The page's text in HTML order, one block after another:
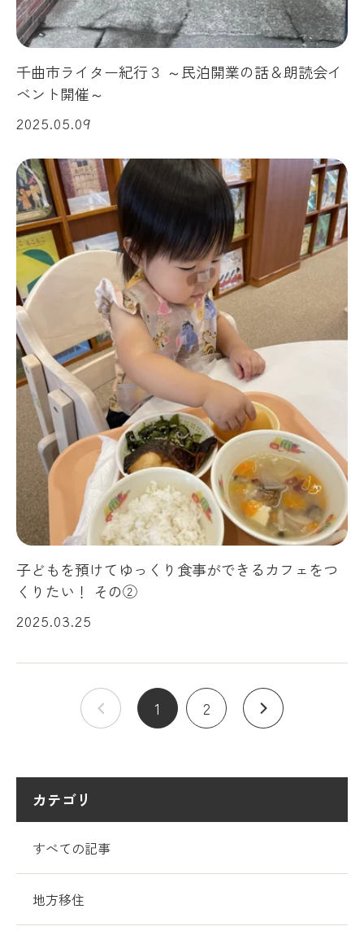
千曲市ライター紀行３ ～民泊開業の話＆朗読会イ
ベント開催～
2025.05.09
子どもを預けてゆっくり食事ができるカフェをつ
くりたい！ その②
2025.03.25
1 2
カテゴリ
すべての記事
地方移住